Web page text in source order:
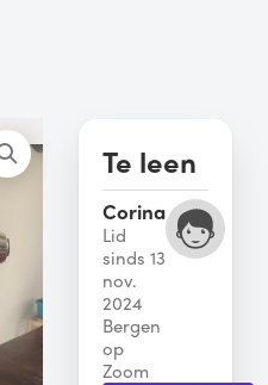
Te leen
Corina
Lid
sinds 13
nov.
2024
Bergen
op
Zoom